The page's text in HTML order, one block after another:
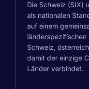
Die Schweiz (SIX)
als nationalen
auf einem
Schweiz,
damit der einzige
Länder verbindet.